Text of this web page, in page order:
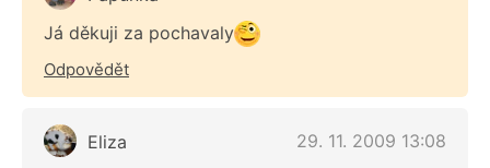
Já děkuji za pochavaly
Odpovědět
Eliza
29. 11. 2009 13:08